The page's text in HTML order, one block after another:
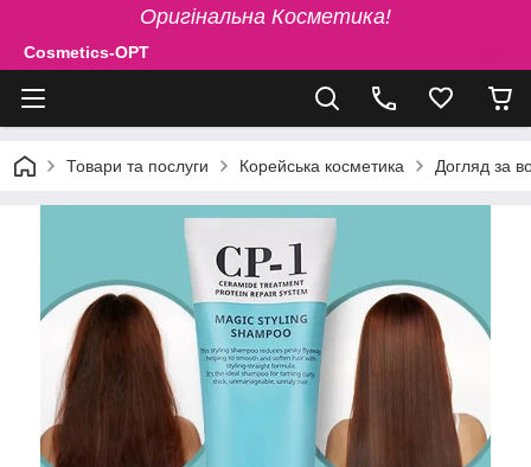
Оригінальна Косметика!
Cosmetics-OPT
Товари та послуги Корейська косметика Догляд за